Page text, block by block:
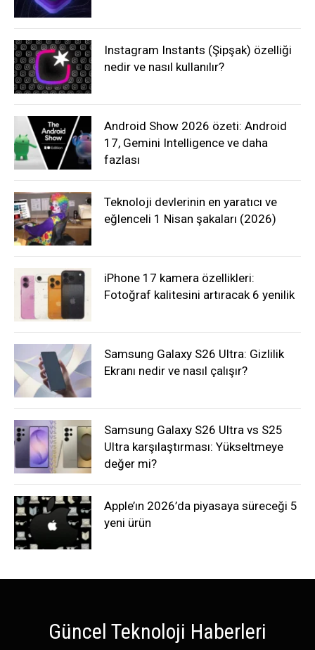
Instagram Instants (Şipşak) özelliği
nedir ve nasıl kullanılır?
Android Show 2026 özeti: Android
17, Gemini Intelligence ve daha
fazlası
Teknoloji devlerinin en yaratıcı ve
eğlenceli 1 Nisan şakaları (2026)
iPhone 17 kamera özellikleri:
Fotoğraf kalitesini artıracak 6 yenilik
Samsung Galaxy S26 Ultra: Gizlilik
Ekranı nedir ve nasıl çalışır?
Samsung Galaxy S26 Ultra vs S25
Ultra karşılaştırması: Yükseltmeye
değer mi?
Apple’ın 2026’da piyasaya süreceği 5
yeni ürün
Güncel Teknoloji Haberleri